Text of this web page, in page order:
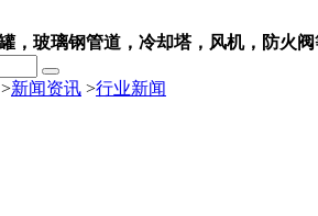
，玻璃钢管道，冷却塔，风机，防火阀
>新闻资讯 >行业新闻